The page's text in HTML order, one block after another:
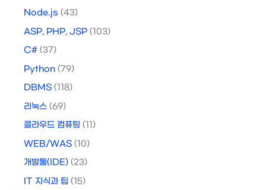
Node.js (43)
ASP, PHP, JSP (103)
C# (37)
Python (79)
DBMS (118)
리눅스 (69)
클라우드 컴퓨팅 (11)
WEB/WAS (10)
개발툴(IDE) (23)
IT 지식과 팁 (15)